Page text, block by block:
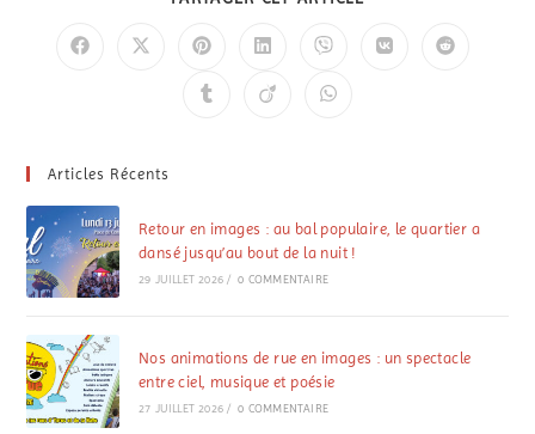
Articles Récents
Retour en images : au bal populaire, le quartier a
dansé jusqu’au bout de la nuit !
29 JUILLET 2026 / 0 COMMENTAIRE
Nos animations de rue en images : un spectacle
entre ciel, musique et poésie
27 JUILLET 2026 / 0 COMMENTAIRE